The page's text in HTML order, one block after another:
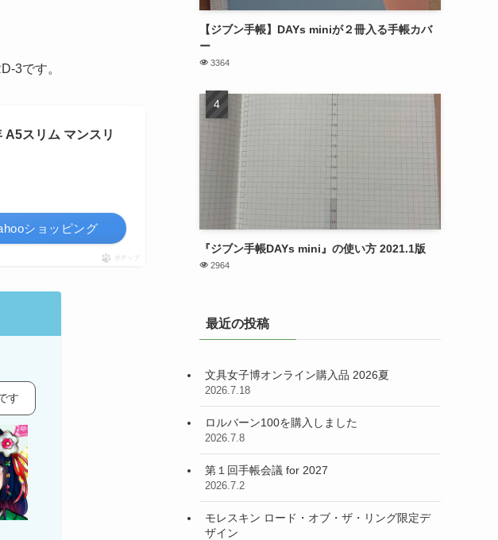
3です。
A5スリム マンスリ
ショッピング
ポチップ
す
【ジブン手帳】DAYs miniが２冊入る手帳カバ
ー
3364
『ジブン手帳DAYs mini』の使い方 2021.1版
2964
最近の投稿
文具女子博オンライン購入品 2026夏
2026.7.18
ロルバーン100を購入しました
2026.7.8
第１回手帳会議 for 2027
2026.7.2
モレスキン ロード・オブ・ザ・リング限定デ
ザイン